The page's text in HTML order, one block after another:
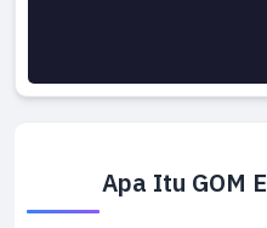
Apa Itu GOM